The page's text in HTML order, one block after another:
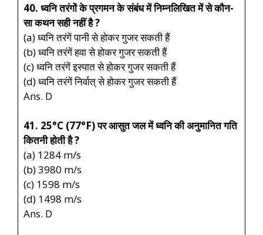
40. ध्वनि तरंगों के प्रगमन के संबंध में निम्नलिखित में से कौन-
सा कथन सही नहीं है ?
(a) ध्वनि तरंगें पानी से होकर गुजर सकती हैं
(b) ध्वनि तरंगें हवा से होकर गुजर सकती हैं
(c) ध्वनि तरंगें इस्पात से होकर गुजर सकती हैं
(d) ध्वनि तरंगें निर्वात् से होकर गुजर सकती हैं
Ans. D
41. 25°C (77°F) पर आसुत जल में ध्वनि की अनुमानित गति
कितनी होती है ?
(a) 1284 m/s
(b) 3980 m/s
(c) 1598 m/s
(d) 1498 m/s
Ans. D